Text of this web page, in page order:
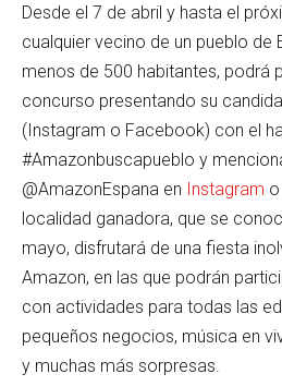
Desde el 7 de abril y hasta el
cualquier vecino de un pueblo de
menos de 500 habitantes, podrá
concurso presentando su
(Instagram o Facebook) con el
#Amazonbuscapueblo y
@AmazonEspana en Instagram
localidad ganadora, que se
mayo, disfrutará de una fiesta
Amazon, en las que podrán
con actividades para todas las
pequeños negocios, música en
y muchas más sorpresas.